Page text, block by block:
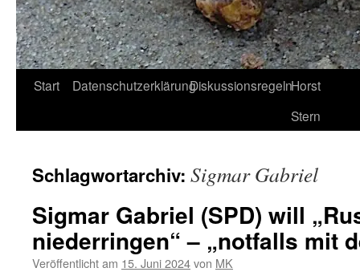
Start DatenschutzerklärungDiskussionsregelnHorst
Stern
Schlagwortarchiv: Sigmar Gabriel
Sigmar Gabriel (SPD) will
niederringen“ – „notfalls mit
Veröffentlicht am 15. Juni 2024von MK